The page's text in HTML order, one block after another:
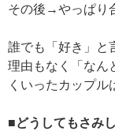
その後→やっぱり
誰でも「好き」と
理由もなく「なん
くいったカップル
■どうしてもさみ